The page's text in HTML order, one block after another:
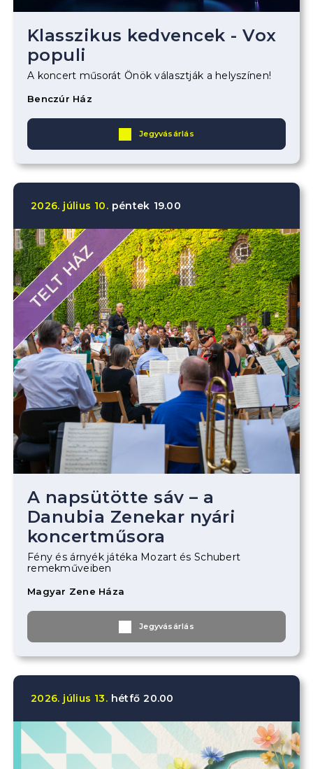
Klasszikus kedvencek - Vox
populi
A koncert műsorát Önök választják a helyszínen!
Benczúr Ház
Jegyvásárlás
2026. július 10. péntek 19.00
TELT HÁZ
A napsütötte sáv – a
Danubia Zenekar nyári
koncertműsora
Fény és árnyék játéka Mozart és Schubert
remekműveiben
Magyar Zene Háza
Jegyvásárlás
2026. július 13. hétfő 20.00